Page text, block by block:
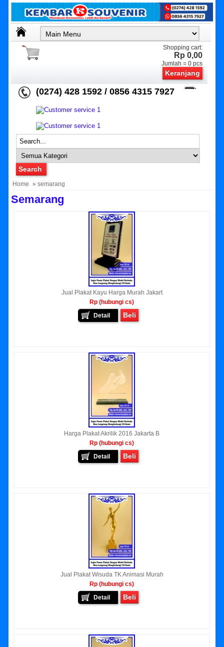
Shopping cart:
Rp 0,00
Jumlah =0 pcs
Keranjang
(0274) 428 1592 / 0856 4315 7927
Home » semarang
Semarang
Jual Plakat Kayu Harga Murah Jakart
Rp (hubungi cs)
Detail
Beli
Harga Plakat Akrilik 2016 Jakarta B
Rp (hubungi cs)
Detail
Beli
Jual Plakat Wisuda TK Animasi Murah
Rp (hubungi cs)
Detail
Beli